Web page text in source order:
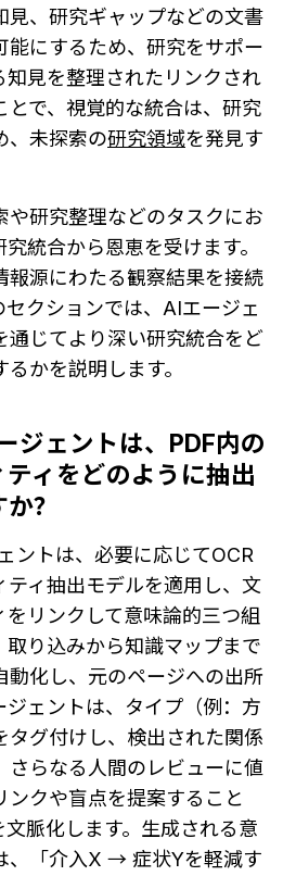
見、研究ギャップなどの文書
能にするため、研究をサポー
知見を整理されたリンクされ
とで、視覚的な統合は、研究
、未探索の研究領域を発見す
や研究整理などのタスクにお
統合から恩恵を受けます。
報源にわたる観察結果を接続
セクションでは、AIエージェ
通じてより深い研究統合をど
かを説明します。
ジェントは、PDF内の
ィをどのように抽出
？
ントは、必要に応じてOCR
ティ抽出モデルを適用し、文
リンクして意味論的三つ組
取り込みから知識マップまで
動化し、元のページへの出所
ジェントは、タイプ（例：方
タグ付けし、検出された関係
さらなる人間のレビューに値
ンクや盲点を提案すること
脈化します。生成される意
、「介入X → 症状Yを軽減す